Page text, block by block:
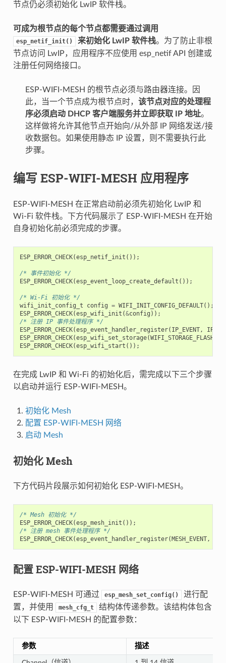
节点仍必须初始化 LwIP 软件栈。
可成为根节点的每个节点都需要通过调用
esp_netif_init() 来初始化 LwIP 软件栈。为了防止非根
节点访问 LwIP，应用程序不应使用 esp_netif API 创建或
注册任何网络接口。
ESP-WIFI-MESH 的根节点必须与路由器连接。因
此，当一个节点成为根节点时， 该节点对应的处理程
序必须启动 DHCP 客户端服务并立即获取 IP 地址。
这样做将允许其他节点开始向/从外部 IP 网络发送/接
收数据包。如果使用静态 IP 设置，则不需要执行此
步骤。
编写 ESP-WIFI-MESH 应用程序
ESP-WIFI-MESH 在正常启动前必须先初始化 LwIP 和
Wi-Fi 软件栈。下方代码展示了 ESP-WIFI-MESH 在开始
自身初始化前必须完成的步骤。
ESP_ERROR_CHECK(esp_netif_init ());
/* 事件初始化 */
ESP_ERROR_CHECK(esp_event_loop_create_default ());
/* Wi-Fi 初始化 */
wifi_init_config_t
config = WIFI_INIT_CONFIG_DEFAULT();
ESP_ERROR_CHECK(esp_wifi_init (&config ));
/* 注册 IP 事件处理程序 */
ESP_ERROR_CHECK(esp_event_handler_register( IP_EVENT,
ESP_ERROR_CHECK(esp_wifi_set_storage(WIFI_STORAGE_FLASH
ESP_ERROR_CHECK(esp_wifi_start ());
在完成 LwIP 和 Wi-Fi 的初始化后，需完成以下三个步骤
以启动并运行 ESP-WIFI-MESH。
初始化 Mesh
配置 ESP-WIFI-MESH 网络
启动 Mesh
初始化 Mesh
下方代码片段展示如何初始化 ESP-WIFI-MESH。
/* Mesh 初始化 */
ESP_ERROR_CHECK(esp_mesh_init ());
/* 注册 mesh 事件处理程序 */
ESP_ERROR_CHECK(esp_event_handler_register( MESH_EVENT,
配置 ESP-WIFI-MESH 网络
ESP-WIFI-MESH 可通过 esp_mesh_set_config()
进行配
置，并使用
mesh_cfg_t
结构体传递参数。该结构体包含
以下 ESP-WIFI-MESH 的配置参数：
参数 描述